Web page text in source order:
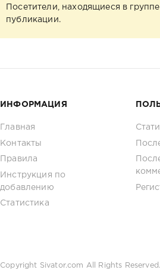
Посетители, находящиеся в группе
публикации.
ИНФОРМАЦИЯ
Главная
Контакты
Правила
Инструкция по
добавлению
Статистика
Copyright Sivator.com All Rights Reserved.